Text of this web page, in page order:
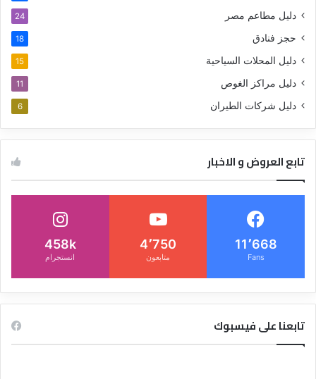
دليل مطاعم مصر 24
حجز فنادق 18
دليل المحلات السياحية 15
دليل مراكز الغوص 11
دليل شركات الطيران 6
تابع العروض و الاخبار
11٬668
Fans
4٬750
متابعون
458k
انستجرام
تابعنا على فيسبوك